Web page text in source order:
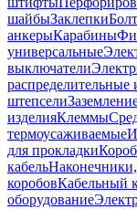
шайбыЗаклепки
анкерыКарабины
универсальные
выключатели
распределительные
штепсели
изделияКлеммы
термоусаживаемые
для прокладки
кабель
коробовКабельный
оборудование